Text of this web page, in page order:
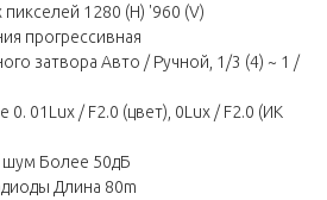
1280 (H) '960 (V)
прогрессивная
затвора Авто / Ручной, 1/3 (4) ~ 1 /
01Lux / F2.0 (цвет), 0Lux / F2.0 (ИК
Более 50дБ
Длина 80m